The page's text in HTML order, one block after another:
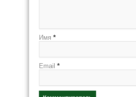
Имя *
Email *